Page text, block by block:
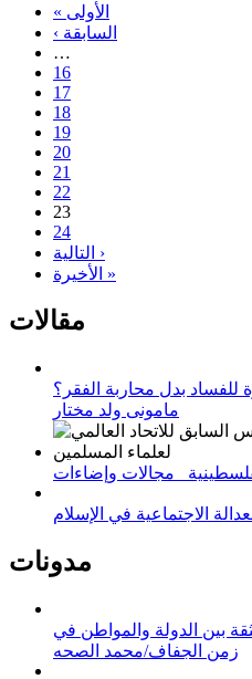
« الأولى
‹ السابقة
…
16
17
18
19
20
21
22
23
24
التالية ›
الأخيرة »
مقالات
للفساد بدل محاربة الفقر؟
مامونى ولد مختار
مجالات وإضاءات
مدونات
بين الدولة والمواطن في
زمن الجفاف/محمد الصحه